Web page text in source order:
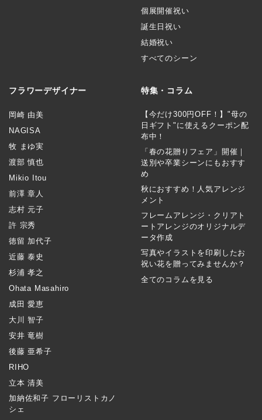
個展開催祝い
誕生日祝い
結婚祝い
すべてのシーン
フラワーデザイナー
岡崎 由美
NAGISA
牧 まゆ実
渡部 慎也
Mikio Itou
前澤 章人
志村 元子
許 宗秀
徳留 加代子
近藤 泰史
杉浦 孝之
Ohata Masahiro
成田 愛恵
大川 智子
安井 竜樹
後藤 亜希子
RIHO
立本 清美
加納佐和子 フローリストカノ
シェ
特集・コラム
【今だけ300円OFF！】"母の
日ギフト"に使えるクーポン配
布中！
「春の花贈りフェア」開催｜
送別や卒業シーンにもおすす
め
秋におすすめ！人気アレンジ
メント
フレームアレンジ・クリアト
ートアレンジのオリジナルデ
ータ作成
写真やイラストを印刷したお
祝い花を贈ってみませんか？
全てのコラムを見る